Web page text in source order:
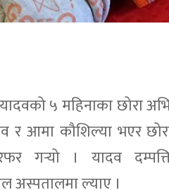
५ महिनाका छोरा
र आमा कौशिल्या भएर
गर्‍यो । यादव
अस्पतालमा ल्याए ।